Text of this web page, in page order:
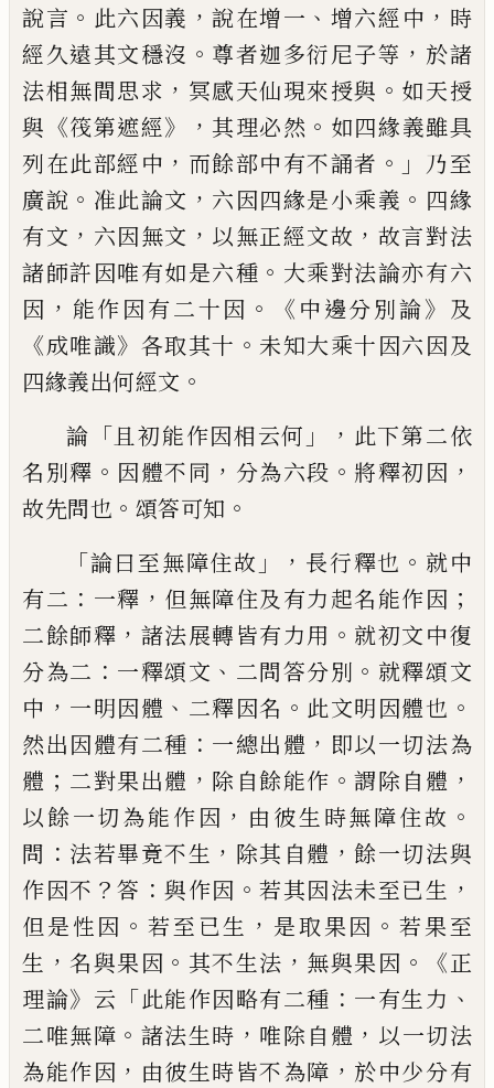
說言 。 此六因義 ，說在增一 、 增六經中 ， 時
經久遠其文穩沒 。 尊者迦多衍尼子等 ， 於諸
法相無間思求 ， 冥感天仙現來授與 。 如天授
與 《筏第遮經》，其理必然 。 如四緣義雖具
列在此部經中 ， 而餘部中有不誦者 。」
乃至
廣說 。 准此論文 ， 六因四緣是小乘義 。 四緣
有文 ， 六因無文 ， 以無正經文故 ， 故言對法
諸師許因唯有如是六種 。 大乘對法論亦有六
因 ， 能作因有二十因 。《 中邊分別論》 及
《成唯識》 各取其十 。 未知大乘十因六因及
四緣義出何經文 。
論 「且初能作因相云何 」， 此下第二依
名別釋 。 因體不同 ， 分為六段 。 將釋初因 ，
故先問也 。 頌答可知 。
「論曰至無障住故 」， 長行釋也 。 就中
有二 ： 一釋 ， 但無障住及有力起名能作因 ；
二餘師釋 ， 諸法展轉皆有力用 。 就初文中復
分為二 ： 一釋頌文 、 二問答分別 。 就釋頌文
中 ， 一明因體 、 二釋因名 。 此文明因體也 。
然出因體有二種 ： 一總出體 ， 即以一切法為
體 ； 二對果出體 ， 除自餘能作 。謂除自體 ，
以餘一切為能作因 ， 由彼生 時無障住故 。
問 ： 法若畢竟不生 ， 除其 自體 ，餘一切法與
作因不 ？答 ：與作因 。若其因法未至已生 ，
但是性因 。 若至已生 ， 是取果因 。 若果至
生 ，名與果因 。 其不生法 ， 無與果因 。《正
理論》 云 「此能作因略有二種 ： 一有生力 、
二唯無障 。 諸法生時 ， 唯除自體 ， 以一切法
為能作因 ， 由彼生時皆不為障 ， 於中少分有